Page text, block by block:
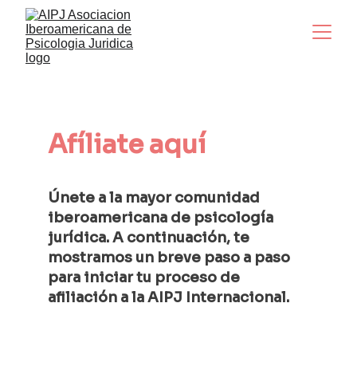
Afíliate aquí
Únete a la mayor comunidad
iberoamericana de psicología
jurídica. A continuación, te
mostramos un breve paso a paso
para iniciar tu proceso de
afiliación a la AIPJ Internacional.